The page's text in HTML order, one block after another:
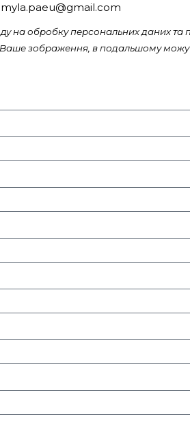
на обробку персональних даних та
Ваше зображення, в подальшому